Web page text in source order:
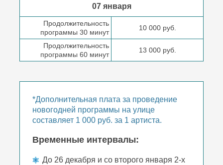
07 января
Продолжительность
программы 30 минут
10 000 руб.
Продолжительность
программы 60 минут
13 000 руб.
*Дополнительная плата за проведение
новогодней программы на улице
составляет 1 000 руб. за 1 артиста.
Временные интервалы:
До 26 декабря и со второго января 2-х